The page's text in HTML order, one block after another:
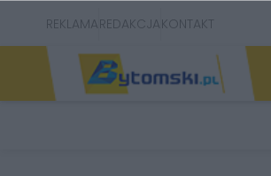
REKLAMAREDAKCJAKONTAKT